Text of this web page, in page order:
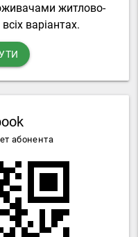
житлово-
варіантах.
абонента